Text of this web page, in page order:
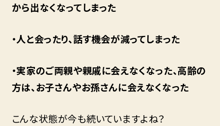
から出なくなってしまった
・人と会ったり、話す機会が減ってしまった
・実家のご両親や親戚に会えなくなった、高齢の
方は、お子さんやお孫さんに会えなくなった
こんな状態が今も続いていますよね？